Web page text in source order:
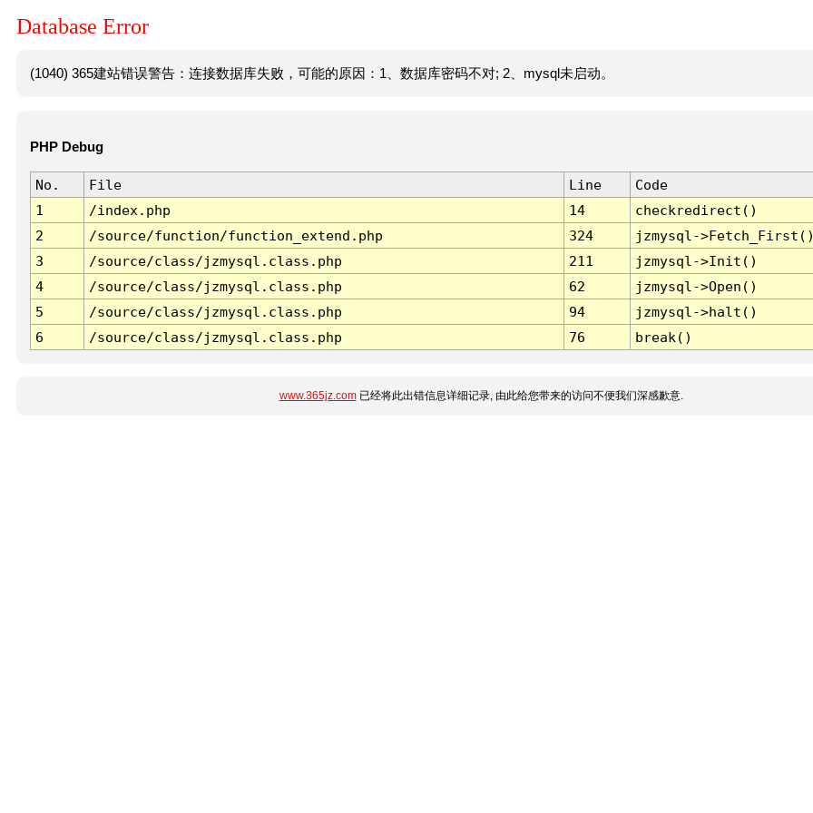
Database Error
(1040) 365建站错误警告：连接数据库失败，可能的原因：1、数据库密码不对; 2、mysql未启动。
PHP Debug
No. File Line
Code
1
/index.php 14
checkredirect()
2
/source/function/function_extend.php 324
jzmysql-
3
/source/class/jzmysql.class.php 211
jzmysql->Init()
4
/source/class/jzmysql.class.php 62
jzmysql->Open()
5
/source/class/jzmysql.class.php 94
jzmysql->halt()
6
/source/class/jzmysql.class.php 76 break()
www.365jz.com已经将此出错信息详细记录, 由此给您带来的访问不便我们深感歉意.